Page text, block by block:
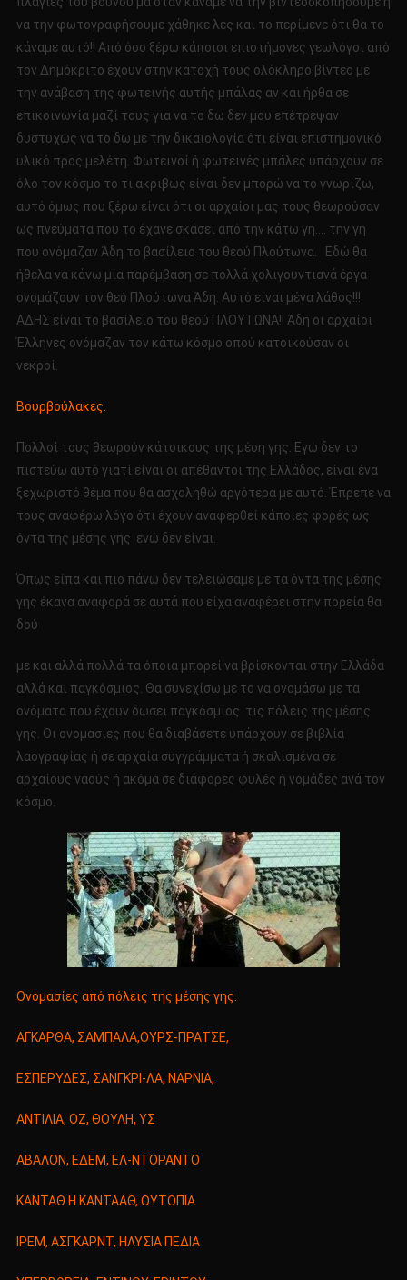
να την φωτογραφήσουμε χάθηκε λες και το περίμενε ότι θα το
κάναμε αυτό!! Από όσο ξέρω κάποιοι επιστήμονες γεωλόγοι από
τον Δημόκριτο έχουν στην κατοχή τους ολόκληρο βίντεο με
την ανάβαση της φωτεινής αυτής μπάλας αν και ήρθα σε
επικοινωνία μαζί τους για να το δω δεν μου επέτρεψαν
δυστυχώς να το δω με την δικαιολογία ότι είναι επιστημονικό
υλικό προς μελέτη. Φωτεινοί ή φωτεινές μπάλες υπάρχουν σε
όλο τον κόσμο το τι ακριβώς είναι δεν μπορώ να το γνωρίζω,
αυτό όμως που ξέρω είναι ότι οι αρχαίοι μας τους θεωρούσαν
ως πνεύματα που το έχανε σκάσει από την κάτω γη…. την γη
που ονόμαζαν Άδη το βασίλειο του θεού Πλούτωνα. Εδώ θα
ήθελα να κάνω μια παρέμβαση σε πολλά χολιγουντιανά έργα
ονομάζουν τον θεό Πλούτωνα Άδη. Αυτό είναι μέγα λάθος!!!
ΑΔΗΣ είναι το βασίλειο του θεού ΠΛΟΥΤΩΝΑ!! Άδη οι αρχαίοι
Έλληνες ονόμαζαν τον κάτω κόσμο οπού κατοικούσαν οι
νεκροί.
Βουρβούλακες.
Πολλοί τους θεωρούν κάτοικους της μέση γης. Εγώ δεν το
πιστεύω αυτό γιατί είναι οι απέθαντοι της Ελλάδος, είναι ένα
ξεχωριστό θέμα που θα ασχοληθώ αργότερα με αυτό. Έπρεπε να
τους αναφέρω λόγο ότι έχουν αναφερθεί κάποιες φορές ως
όντα της μέσης γης ενώ δεν είναι.
Όπως είπα και πιο πάνω δεν τελειώσαμε με τα όντα της μέσης
γης έκανα αναφορά σε αυτά που είχα αναφέρει στην πορεία θα
δού
με και αλλά πολλά τα όποια μπορεί να βρίσκονται στην Ελλάδα
αλλά και παγκόσμιος. Θα συνεχίσω με το να ονομάσω με τα
ονόματα που έχουν δώσει παγκόσμιος τις πόλεις της μέσης
γης. Οι ονομασίες που θα διαβάσετε υπάρχουν σε βιβλία
λαογραφίας ή σε αρχαία συγγράμματα ή σκαλισμένα σε
αρχαίους ναούς ή ακόμα σε διάφορες φυλές ή νομάδες ανά τον
κόσμο.
Ονομασίες από πόλεις της μέσης γης.
ΑΓΚΑΡΘΑ, ΣΑΜΠΑΛΑ,ΟΥΡΣ-ΠΡΑΤΣΕ,
ΕΣΠΕΡΥΔΕΣ, ΣΑΝΓΚΡΙ-ΛΑ, ΝΑΡΝΙΑ,
ΑΝΤΙΛΙΑ, ΟΖ, ΘΟΥΛΗ, ΥΣ
ΑΒΑΛΟΝ, ΕΔΕΜ, ΕΛ-ΝΤΟΡΑΝΤΟ
ΚΑΝΤΑΘ Η ΚΑΝΤΑΑΘ, ΟΥΤΟΠΙΑ
ΙΡΕΜ, ΑΣΓΚΑΡΝΤ, ΗΛΥΣΙΑ ΠΕΔΙΑ